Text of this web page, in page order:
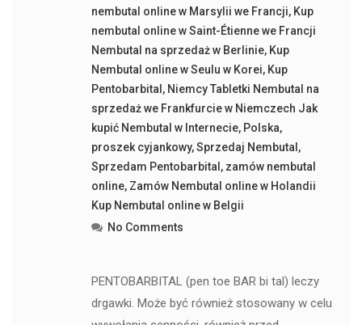
nembutal online w Marsylii we Francji, Kup
nembutal online w Saint-Étienne we Francji
Nembutal na sprzedaż w Berlinie, Kup
Nembutal online w Seulu w Korei, Kup
Pentobarbital , Niemcy Tabletki Nembutal na
sprzedaż we Frankfurcie w Niemczech Jak
kupić Nembutal w Internecie, Polska,
proszek cyjankowy,Sprzedaj Nembutal ,
Sprzedam Pentobarbital , zamów nembutal
online, Zamów Nembutal online w Holandii
Kup Nembutal online w Belgii
No Comments
PENTOBARBITAL (pen toe BAR bi tal) leczy
drgawki. Może być również stosowany w celu